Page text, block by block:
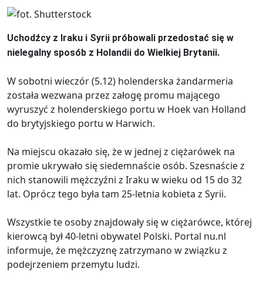
Uchodźcy z Iraku i Syrii próbowali przedostać się w
nielegalny sposób z Holandii do Wielkiej Brytanii.
W sobotni wieczór (5.12) holenderska żandarmeria
została wezwana przez załogę promu mającego
wyruszyć z holenderskiego portu w Hoek van Holland
do brytyjskiego portu w Harwich.
Na miejscu okazało się, że w jednej z ciężarówek na
promie ukrywało się siedemnaście osób. Szesnaście z
nich stanowili mężczyźni z Iraku w wieku od 15 do 32
lat. Oprócz tego była tam 25-letnia kobieta z Syrii.
Wszystkie te osoby znajdowały się w ciężarówce, której
kierowcą był 40-letni obywatel Polski. Portal nu.nl
informuje, że mężczyznę zatrzymano w związku z
podejrzeniem przemytu ludzi.